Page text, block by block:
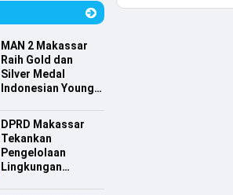
MAN 2 Makassar
Raih Gold dan
Silver Medal
Indonesian Young
DPRD Makassar
Tekankan
Pengelolaan
Lingkungan